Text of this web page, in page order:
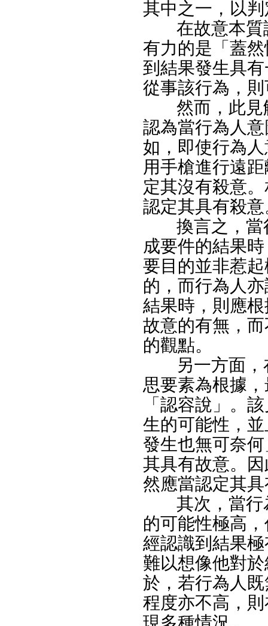
其中之一，以
在故意本
有力的是「蓋
到結果發生具
從事該行為，
然而，此
認為當行為人
如，即使行為
用手槍進行遠
定其沒有殺意
認定其具有殺
換言之，
成要件的結果
要目的並非惹
的，而行為人
結果時，則應
故意的有無，
的觀點。
另一方面
思要素為根據
「認容說」。
生的可能性，
發生也無可奈
其具有故意。
然應當認定其
其次，當
的可能性極高
經認識到結果
難以想像他對
於，若行為人
程度亦不高，